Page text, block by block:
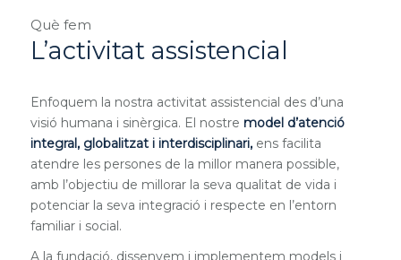
Què fem
L’activitat assistencial
Enfoquem la nostra activitat assistencial des d’una
visió humana i sinèrgica. El nostre model d’atenció
integral, globalitzat i interdisciplinari,ens facilita
atendre les persones de la millor manera possible,
amb l’objectiu de millorar la seva qualitat de vida i
potenciar la seva integració i respecte en l’entorn
familiar i social.